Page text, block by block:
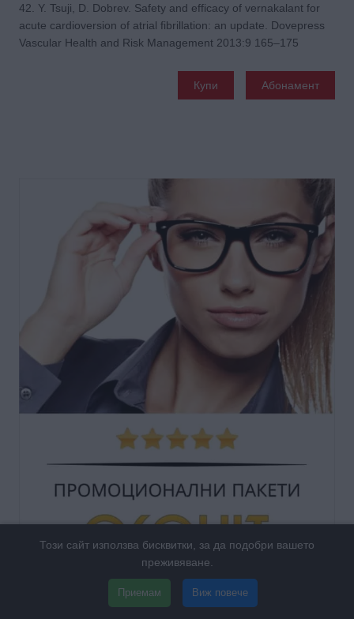
42. Y. Tsuji, D. Dobrev. Safety and efficacy of vernakalant for
acute cardioversion of atrial fibrillation: an update. Dovepress
Vascular Health and Risk Management 2013:9 165–175
Купи Абонамент
Този сайт използва бисквитки, за да подобри вашето
преживяване.
Приемам Виж повече